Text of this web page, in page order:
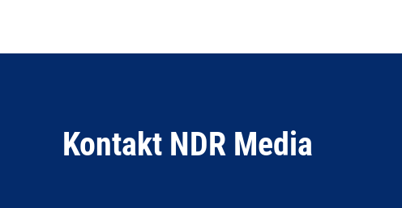
Kontakt NDR Media